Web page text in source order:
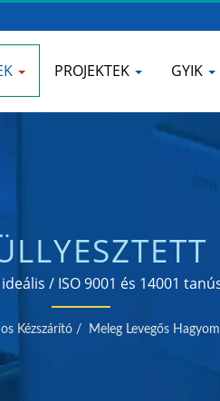
PROJEKTEK GYIK
/ ISO 9001 és 14001
gyártó
Kézszárító / Meleg Levegős